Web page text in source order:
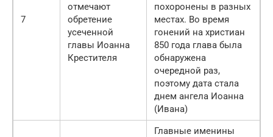
7
отмечают
обретение
усеченной
главы Иоанна
Крестителя
похоронены в разных
местах. Во время
гонений на христиан
850 года глава была
обнаружена
очередной раз,
поэтому дата стала
днем ангела Иоанна
(Ивана)
Главные именины